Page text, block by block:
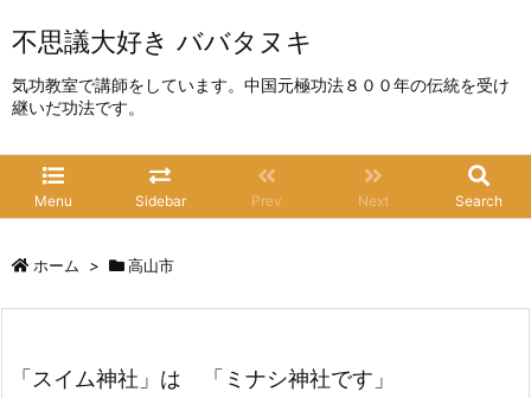
不思議大好き ババタヌキ
気功教室で講師をしています。中国元極功法８００年の伝統を受け
継いだ功法です。
Menu Sidebar Prev Next Search
ホーム > 高山市
「スイム神社」は 「ミナシ神社です」